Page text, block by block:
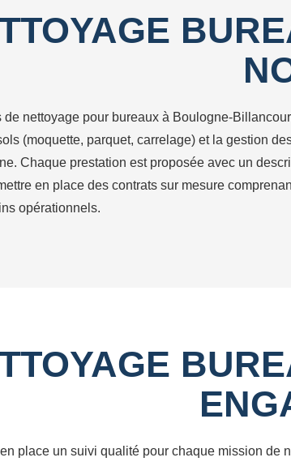
de nettoyage pour bureaux à Boulogne-
(moquette, parquet, carrelage) et la gestion
Chaque prestation est proposée avec un
en place des contrats sur mesure
opérationnels.
place un suivi qualité pour chaque mission de